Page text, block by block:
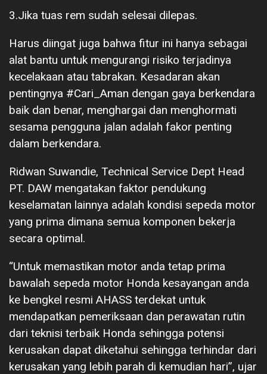
3.Jika tuas rem sudah selesai dilepas.
Harus diingat juga bahwa fitur ini hanya sebagai
alat bantu untuk mengurangi risiko terjadinya
kecelakaan atau tabrakan. Kesadaran akan
pentingnya #Cari_Aman dengan gaya berkendara
baik dan benar, menghargai dan menghormati
sesama pengguna jalan adalah fakor penting
dalam berkendara.
Ridwan Suwandie, Technical Service Dept Head
PT. DAW mengatakan faktor pendukung
keselamatan lainnya adalah kondisi sepeda motor
yang prima dimana semua komponen bekerja
secara optimal.
“Untuk memastikan motor anda tetap prima
bawalah sepeda motor Honda kesayangan anda
ke bengkel resmi AHASS terdekat untuk
mendapatkan pemeriksaan dan perawatan rutin
dari teknisi terbaik Honda sehingga potensi
kerusakan dapat diketahui sehingga terhindar dari
kerusakan yang lebih parah di kemudian hari”, ujar